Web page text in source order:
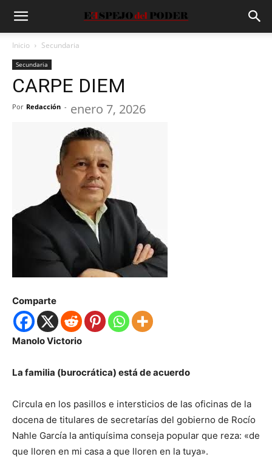
Inicio Secundaria
Secundaria
CARPE DIEM
Por Redacción - enero 7, 2026
Comparte
Manolo Victorio
La familia (burocrática) está de acuerdo
Circula en los pasillos e intersticios de las oficinas de la
docena de titulares de secretarías del gobierno de Rocío
Nahle García la antiquísima conseja popular que reza: «de
que lloren en mi casa a que lloren en la tuya».